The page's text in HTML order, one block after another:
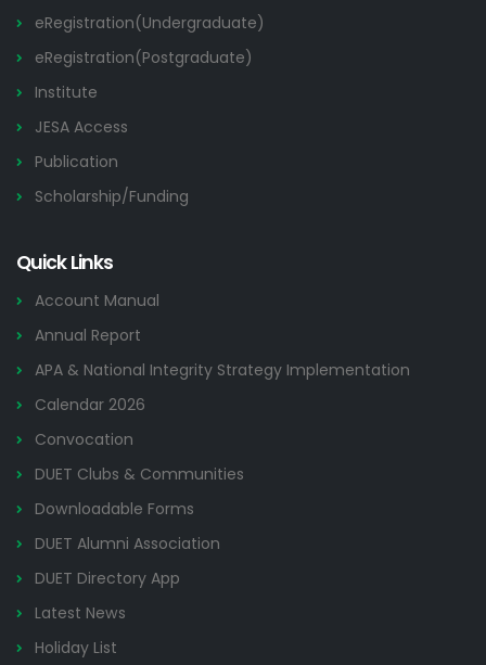
eRegistration(Undergraduate)
eRegistration(Postgraduate)
Institute
JESA Access
Publication
Scholarship/Funding
Quick Links
Account Manual
Annual Report
APA & National Integrity Strategy Implementation
Calendar 2026
Convocation
DUET Clubs & Communities
Downloadable Forms
DUET Alumni Association
DUET Directory App
Latest News
Holiday List